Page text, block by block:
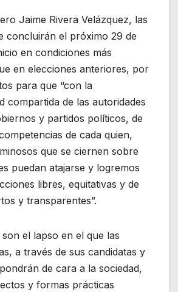
Jaime Rivera Velázquez, las
concluirán el próximo 29 de
en condiciones más
en elecciones anteriores, por
para que “con la
compartida de las autoridades
y partidos políticos, de
de cada quien,
que se ciernen sobre
puedan atajarse y logremos
libres, equitativas y de
y transparentes”.
el lapso en el que las
a través de sus candidatas y
de cara a la sociedad,
y formas prácticas